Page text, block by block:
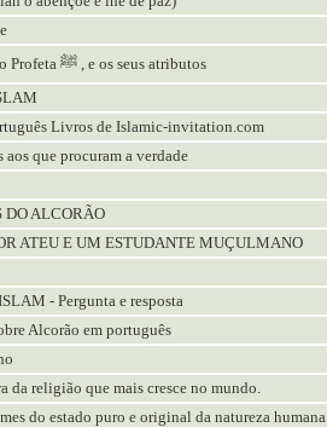
84 - O resumo abreviado da biografia do Profeta ﷺ , e os seus atributos
Livros de Islamic-invitation.com
aos que procuram a verdade
DO ALCORÃO
ATEU E UM ESTUDANTE MUÇULMANO
- Pergunta e resposta
Alcorão em português
da religião que mais cresce no mundo.
do estado puro e original da natureza humana